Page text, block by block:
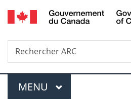
au
au
à
du
à
Recherche
Rechercher
ARC
Menu
MENU PRINCIPAL